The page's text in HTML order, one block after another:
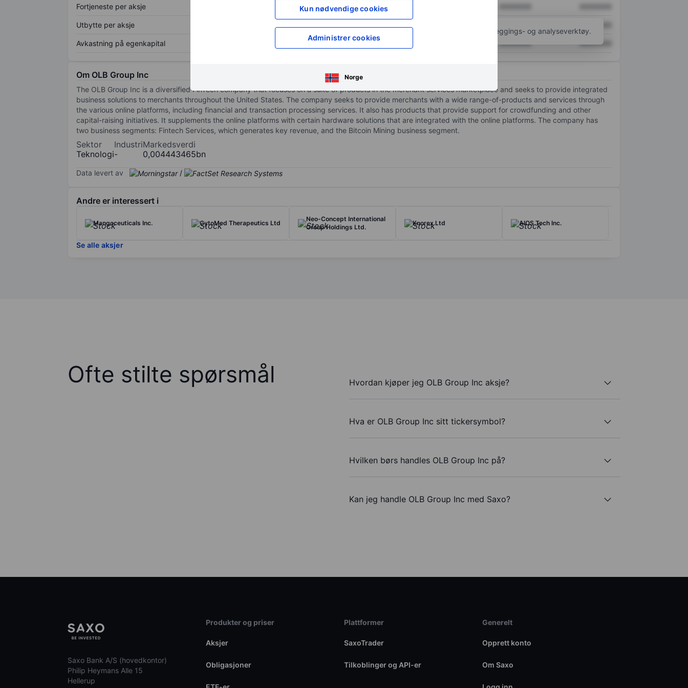
Kun nødvendige cookies
Administrer cookies
Norge
Fortjeneste per aksje XXXXXXX
Utbytte per aksje
Avkastning på egenkapital XXXXXXX XXXXXXX XXXXXXX
for å få tilgang til flere kartleggings- og analyseverktøy.
Om OLB Group Inc
The OLB Group Inc is a diversified FinTech company that focuses on a suite of products in the merchant services marketplace and seeks to provide integrated
business solutions to merchants throughout the United States. The company seeks to provide merchants with a wide range-of-products and services through
the various online platforms, including financial and transaction processing services. It also has products that provide support for crowdfunding and other
capital-raising initiatives. It supplements the online platforms with certain hardware solutions that are integrated with the online platforms. The company has
two business segments: Fintech Services, which generates key revenue, and the Bitcoin Mining business segment.
Sektor
Teknologi
Industri
-
Markedsverdi
0,004443465bn
Data levert av /
Andre er interessert i
Mangoceuticals Inc. CytoMed Therapeutics Ltd
Neo-Concept International
Group Holdings Ltd.
Knorex Ltd AIOS Tech Inc.
Se alle aksjer
Ofte stilte spørsmål Hvordan kjøper jeg OLB Group Inc aksje?
Hva er OLB Group Inc sitt tickersymbol?
Hvilken børs handles OLB Group Inc på?
Kan jeg handle OLB Group Inc med Saxo?
Saxo Bank A/S (hovedkontor)
Philip Heymans Alle 15
Hellerup
Produkter og priser
Aksjer
Obligasjoner
Plattformer
SaxoTrader
Tilkoblinger og API-er
Generelt
Opprett konto
Om Saxo